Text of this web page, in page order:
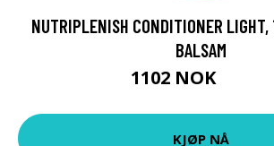
NUTRIPLENISH CONDITIONER
BALSAM
1102 NOK
KJØP NÅ